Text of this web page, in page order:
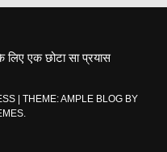
लिए एक छोटा सा प्रयास
THEME: AMPLE BLOG BY
.